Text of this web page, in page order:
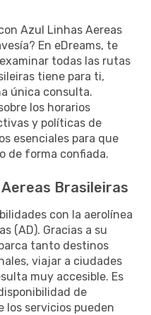
Azul Linhas Aereas
En eDreams, te
todas las rutas
tiene para ti,
única consulta.
los horarios
y políticas de
esenciales para que
de forma confiada.
Brasileiras
con la aerolínea
(AD). Gracias a su
tanto destinos
viajar a ciudades
muy accesible. Es
de
los servicios pueden